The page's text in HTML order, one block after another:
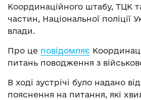
Координаційного штабу, ТЦК
частин, Національної поліції
влади.
Про це повідомляє
питань поводження з
В ході зустрічі було надано
пояснення на питання, які